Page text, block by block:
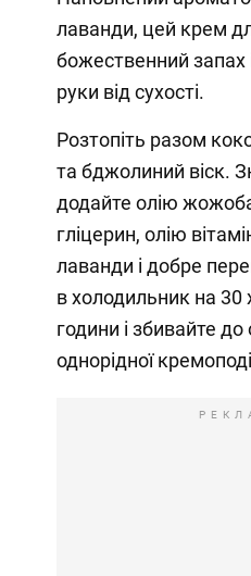
лаванди, цей крем
божественний запах
руки від сухості.
Розтопіть разом
та бджолиний віск.
додайте олію
гліцерин, олію
лаванди і добре
в холодильник на 30
години і збивайте
однорідної